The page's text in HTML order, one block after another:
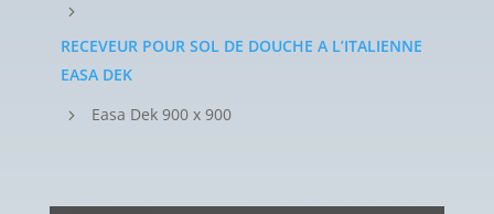
5
RECEVEUR POUR SOL DE DOUCHE A L’ITALIENNE
EASA DEK
5 Easa Dek 900 x 900